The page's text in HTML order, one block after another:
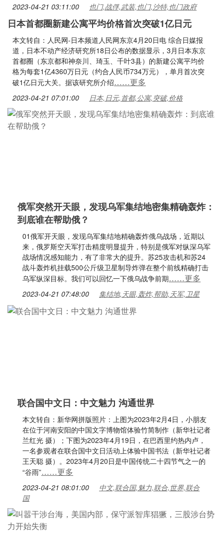
2023-04-21 03:11:00 也门,战俘,武装,也门,沙特,也门政府
日本首都圈新建公寓平均价格首次突破1亿日元
本文转自：人民网-日本频道人民网东京4月20日电 综合日媒报
道，日本不动产经济研究所18日公布的数据显示，3月日本东京
首都圈（东京都和神奈川、琦玉、千叶3县）的新建公寓平均价
格为每套1亿4360万日元（约合人民币734万元），单月首次突
破1亿日元大关。据该研究所介绍……更多
2023-04-21 07:01:00 日本,日元,首都,公寓,突破,价格
俄军突然开天眼，发现乌军集结地密集精确轰炸：
到底谁在帮助俄？
01俄军开天眼，发现乌军集结地精确轰炸俄乌战场，近期以
来，俄罗斯空天军打击精度明显提升，特别是俄军对纵深乌军
战场情况感知能力，有了非常大的提升。苏25攻击机和苏24
战斗轰炸机挂载500公斤级卫星制导炸弹在整个前线精确打击
乌军纵深目标。我们可以回忆一下俄乌战争前期……更多
2023-04-21 07:48:00 集结地,天眼,轰炸,帮助,天军,卫星
联合国中文日：中文魅力 沟通世界
本文转自：新华网拼版照片：上图为2023年2月4日，小朋友
在位于河南安阳的中国文字博物馆体验竹简制作（新华社记者
兰红光 摄）；下图为2023年4月19日，在巴西里约热内卢，
一名参观者在联合国中文日活动上体验中国书法（新华社记者
王天聪 摄）。2023年4月20日是中国传统二十四节气之一的
“谷雨”……更多
2023-04-21 08:01:00
中文,联合国,魅力,联合,世界,联合
国